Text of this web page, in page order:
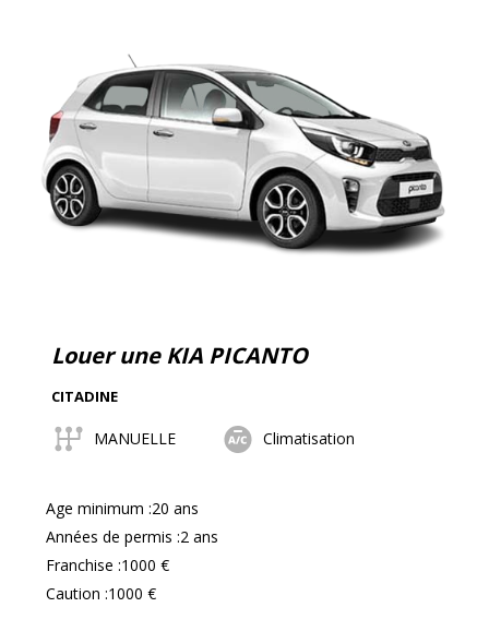
Louer une KIA PICANTO
CITADINE
MANUELLE Climatisation
Age minimum :20 ans
Années de permis :2 ans
Franchise :1000 €
Caution :1000 €